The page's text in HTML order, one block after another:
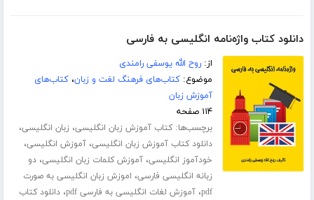
دانلود کتاب واژه‌نامه انگلیسی به فارسی
از:روح الله یوسفی رامندی
موضوع:کتاب‌های فرهنگ لغت و زبان،کتاب‌های
آموزش زبان
۱۱۴ صفحه
برچسب‌ها:کتاب آموزش زبان انگلیسی، زبان انگلیسی،
دانلود کتاب آموزش زبان انگلیسی،آموزش انگلیسی،
خودآموز انگلیسی،آموزش کلمات زبان انگلیسی،دو
زبانه انگلیسی فارسی، اموزش زبان انگلیسی به صورت
pdf،آموزش لغات انگلیسی به فارسی pdf ،دانلود کتاب